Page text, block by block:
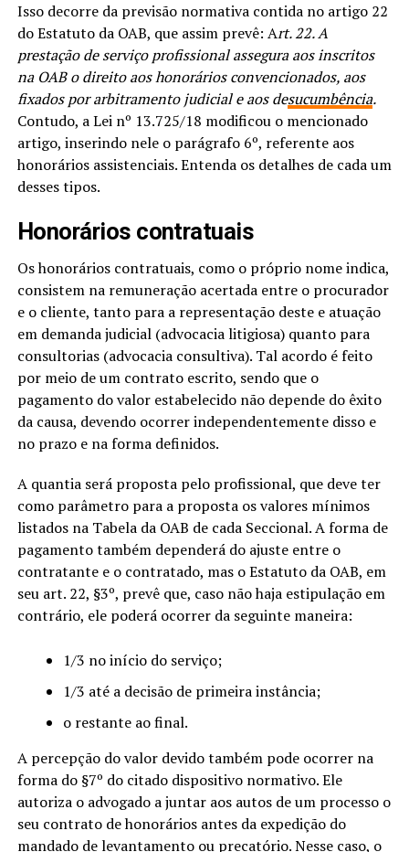
Isso decorre da previsão normativa contida no artigo 22
do Estatuto da OAB, que assim prevê: Art. 22. A
prestação de serviço profissional assegura aos inscritos
na OAB o direito aos honorários convencionados, aos
fixados por arbitramento judicial e aos desucumbência.
Contudo, a Lei nº 13.725/18 modificou o mencionado
artigo, inserindo nele o parágrafo 6º, referente aos
honorários assistenciais. Entenda os detalhes de cada um
desses tipos.
Honorários contratuais
Os honorários contratuais, como o próprio nome indica,
consistem na remuneração acertada entre o procurador
e o cliente, tanto para a representação deste e atuação
em demanda judicial (advocacia litigiosa) quanto para
consultorias (advocacia consultiva). Tal acordo é feito
por meio de um contrato escrito, sendo que o
pagamento do valor estabelecido não depende do êxito
da causa, devendo ocorrer independentemente disso e
no prazo e na forma definidos.
A quantia será proposta pelo profissional, que deve ter
como parâmetro para a proposta os valores mínimos
listados na Tabela da OAB de cada Seccional. A forma de
pagamento também dependerá do ajuste entre o
contratante e o contratado, mas o Estatuto da OAB, em
seu art. 22, §3º, prevê que, caso não haja estipulação em
contrário, ele poderá ocorrer da seguinte maneira:
1/3 no início do serviço;
1/3 até a decisão de primeira instância;
o restante ao final.
A percepção do valor devido também pode ocorrer na
forma do §7º do citado dispositivo normativo. Ele
autoriza o advogado a juntar aos autos de um processo o
seu contrato de honorários antes da expedição do
mandado de levantamento ou precatório. Nesse caso, o